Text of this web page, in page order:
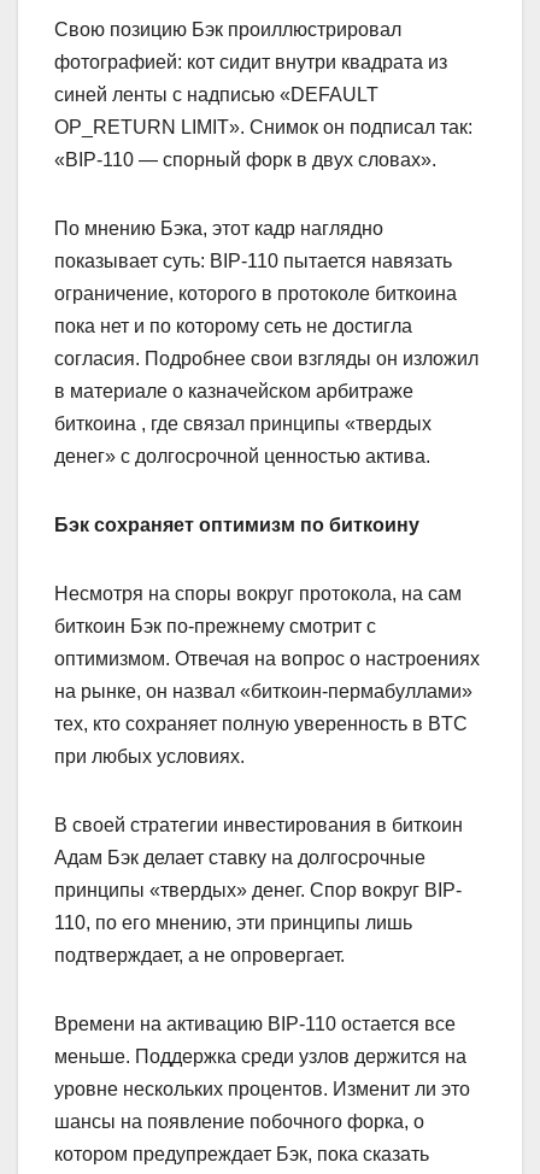
Свою позицию Бэк проиллюстрировал
фотографией: кот сидит внутри квадрата из
синей ленты с надписью «DEFAULT
OP_RETURN LIMIT». Снимок он подписал так:
«BIP-110 — спорный форк в двух словах».
По мнению Бэка, этот кадр наглядно
показывает суть: BIP-110 пытается навязать
ограничение, которого в протоколе биткоина
пока нет и по которому сеть не достигла
согласия. Подробнее свои взгляды он изложил
в материале о казначейском арбитраже
биткоина , где связал принципы «твердых
денег» с долгосрочной ценностью актива.
Бэк сохраняет оптимизм по биткоину
Несмотря на споры вокруг протокола, на сам
биткоин Бэк по-прежнему смотрит с
оптимизмом. Отвечая на вопрос о настроениях
на рынке, он назвал «биткоин-пермабуллами»
тех, кто сохраняет полную уверенность в BTC
при любых условиях.
В своей стратегии инвестирования в биткоин
Адам Бэк делает ставку на долгосрочные
принципы «твердых» денег. Спор вокруг BIP-
110, по его мнению, эти принципы лишь
подтверждает, а не опровергает.
Времени на активацию BIP-110 остается все
меньше. Поддержка среди узлов держится на
уровне нескольких процентов. Изменит ли это
шансы на появление побочного форка, о
котором предупреждает Бэк, пока сказать